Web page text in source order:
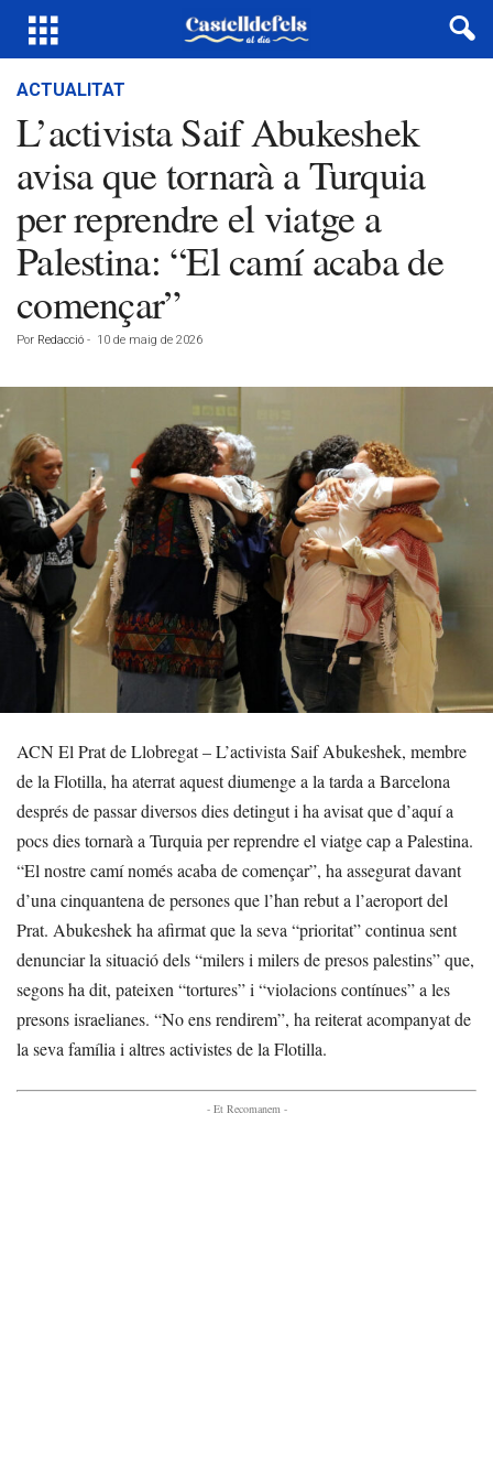
ACTUALITAT
L’activista Saif Abukeshek
avisa que tornarà a Turquia
per reprendre el viatge a
Palestina: “El camí acaba de
començar”
Por Redacció - 10 de maig de 2026
ACN El Prat de Llobregat – L’activista Saif Abukeshek, membre
de la Flotilla, ha aterrat aquest diumenge a la tarda a Barcelona
després de passar diversos dies detingut i ha avisat que d’aquí a
pocs dies tornarà a Turquia per reprendre el viatge cap a Palestina.
“El nostre camí només acaba de començar”, ha assegurat davant
d’una cinquantena de persones que l’han rebut a l’aeroport del
Prat. Abukeshek ha afirmat que la seva “prioritat” continua sent
denunciar la situació dels “milers i milers de presos palestins” que,
segons ha dit, pateixen “tortures” i “violacions contínues” a les
presons israelianes. “No ens rendirem”, ha reiterat acompanyat de
la seva família i altres activistes de la Flotilla.
- Et Recomanem -